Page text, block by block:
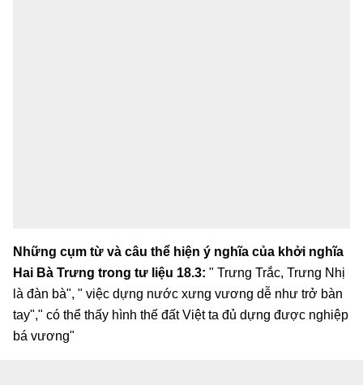
Những cụm từ và câu thể hiện ý nghĩa của khởi nghĩa
Hai Bà Trưng trong tư liệu 18.3: " Trưng Trắc, Trưng Nhị
là đàn bà", " việc dựng nước xưng vương dễ như trở bàn
tay"," có thể thấy hình thế đất Việt ta đủ dựng được nghiệp
bá vương"